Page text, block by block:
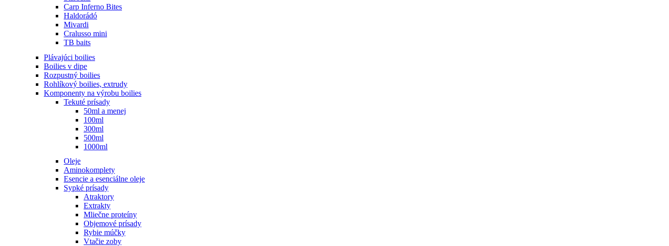
Carp Inferno Bites
Haldorádó
Mivardi
Cralusso mini
TB baits
Plávajúci boilies
Boilies v dipe
Rozpustný boilies
Rohlíkový boilies, extrudy
Komponenty na výrobu boilies
Tekuté prísady
50ml a menej
100ml
300ml
500ml
1000ml
Oleje
Aminokomplety
Esencie a esenciálne oleje
Sypké prísady
Atraktory
Extrakty
Mliečne proteíny
Objemové prísady
Rybie múčky
Vtačie zoby